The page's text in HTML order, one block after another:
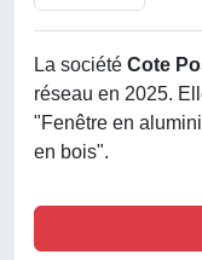
La société Cote
réseau en 2025.
"Fenêtre en
en bois".